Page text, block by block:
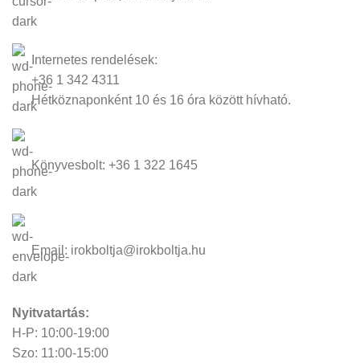
Internetes rendelések:
+36 1 342 4311
Hétköznaponként 10 és 16 óra között hívható.
Könyvesbolt: +36 1 322 1645
Email: irokboltja@irokboltja.hu
Nyitvatartás:
H-P: 10:00-19:00
Szo: 11:00-15:00